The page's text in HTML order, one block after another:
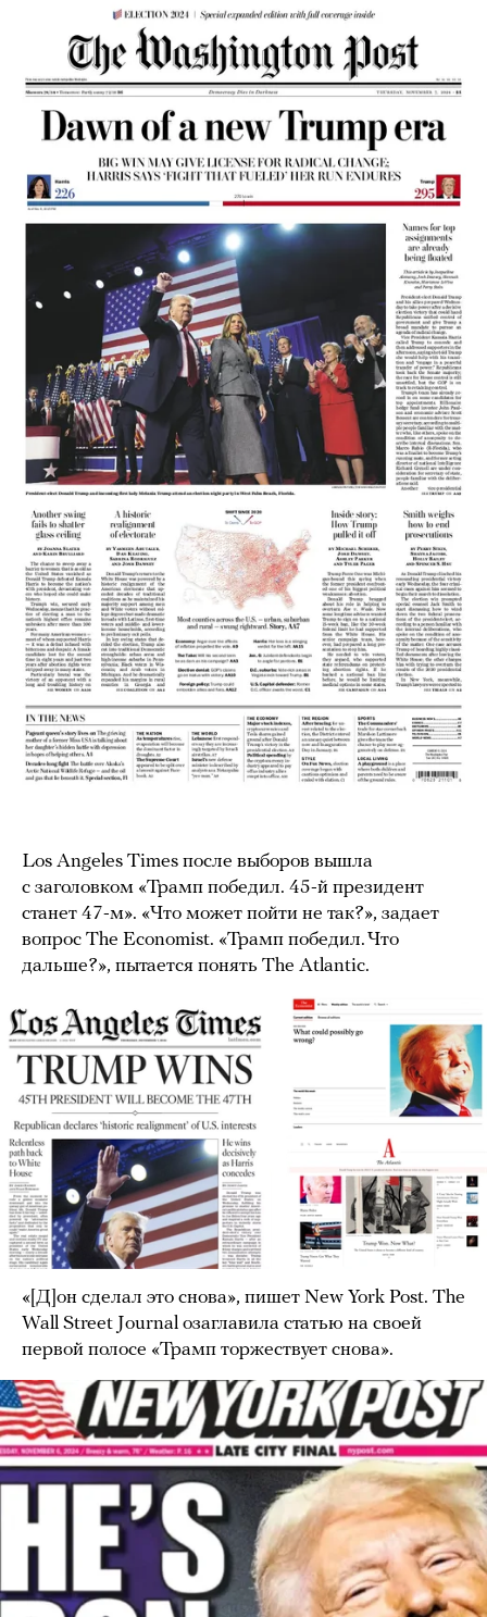
Los Angeles Times после выборов вышла
с заголовком «Трамп победил. 45-й президент
станет 47-м». «Что может пойти не так?», задает
вопрос The Economist. «Трамп победил. Что
дальше?», пытается понять The Atlantic.
«[Д]он сделал это снова», пишет New York Post. The
Wall Street Journal озаглавила статью на своей
первой полосе «Трамп торжествует снова».